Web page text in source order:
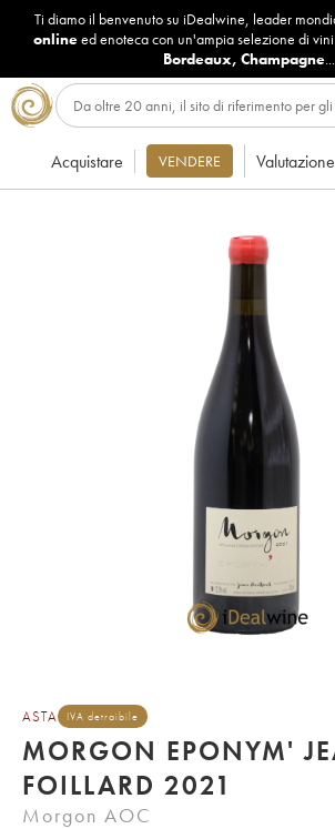
Ti diamo il benvenuto su iDealwine, leader
onlineed enoteca con un'ampia selezione di
Bordeaux, Champagne...
Acquistare VENDERE Valutazione
ASTA IVA detraibile
MORGON EPONYM'
FOILLARD 2021
Morgon AOC